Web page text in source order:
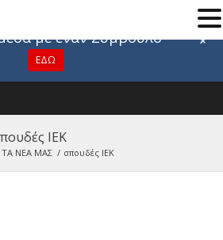
ΙΕΚ
ΤΑ ΝΕΑ ΜΑΣ / σπουδές ΙΕΚ
πληροφορία
με έναν Σύμβουλο
ΕΔΩ
+